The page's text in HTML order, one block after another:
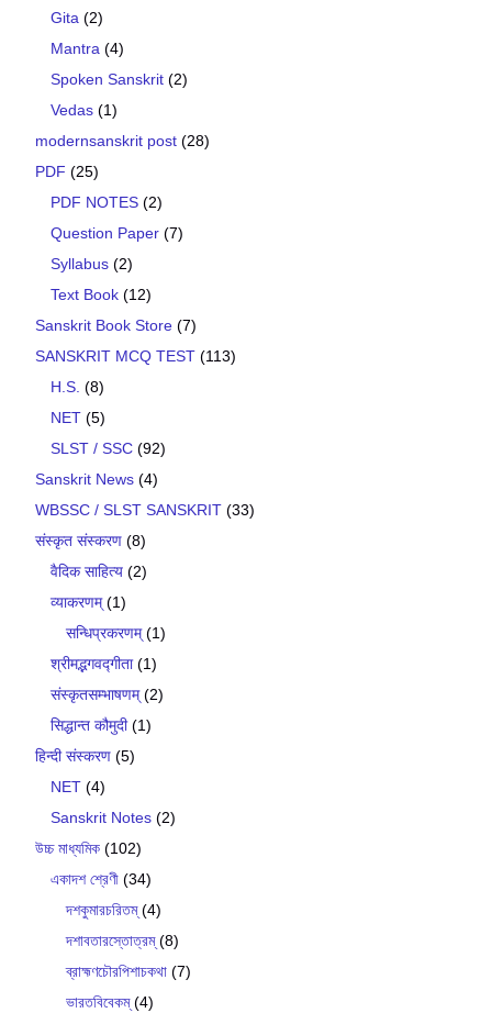
Gita (2)
Mantra (4)
Spoken Sanskrit (2)
Vedas (1)
modernsanskrit post (28)
PDF (25)
PDF NOTES (2)
Question Paper (7)
Syllabus (2)
Text Book (12)
Sanskrit Book Store (7)
SANSKRIT MCQ TEST (113)
H.S. (8)
NET (5)
SLST / SSC (92)
Sanskrit News (4)
WBSSC / SLST SANSKRIT (33)
संस्कृत संस्करण (8)
वैदिक साहित्य (2)
व्याकरणम्(1)
सन्धिप्रकरणम्(1)
श्रीमद्भगवद्गीता(1)
संस्कृतसम्भाषणम्(2)
सिद्धान्त कौमुदी(1)
हिन्दी संस्करण (5)
NET (4)
Sanskrit Notes (2)
উচ্চ মাধ্যমিক (102)
একাদশ শ্রেণী (34)
দশকুমারচরিতম্(4)
দশাবতারস্তোত্রম্(8)
ব্রাহ্মণচৌরপিশাচকথা (7)
ভারতবিবেকম্(4)